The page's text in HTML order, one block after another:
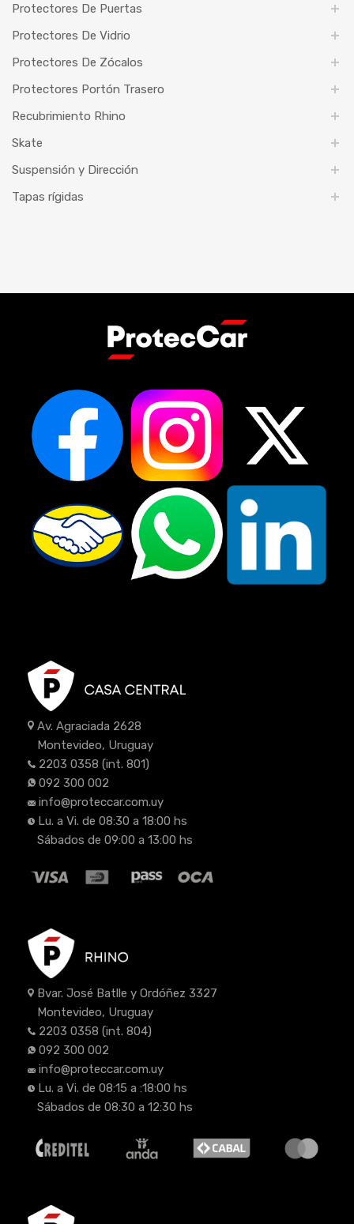
Protectores De Puertas
Protectores De Vidrio
Protectores De Zócalos
Protectores Portón Trasero
Recubrimiento Rhino
Skate
Suspensión y Dirección
Tapas rígidas
Av. Agraciada 2628
Montevideo, Uruguay
2203 0358 (int. 801)
092 300 002
info@proteccar.com.uy
Lu. a Vi. de 08:30 a 18:00 hs
Sábados de 09:00 a 13:00 hs
Bvar. José Batlle y Ordóñez 3327
Montevideo, Uruguay
2203 0358 (int. 804)
092 300 002
info@proteccar.com.uy
Lu. a Vi. de 08:15 a :18:00 hs
Sábados de 08:30 a 12:30 hs